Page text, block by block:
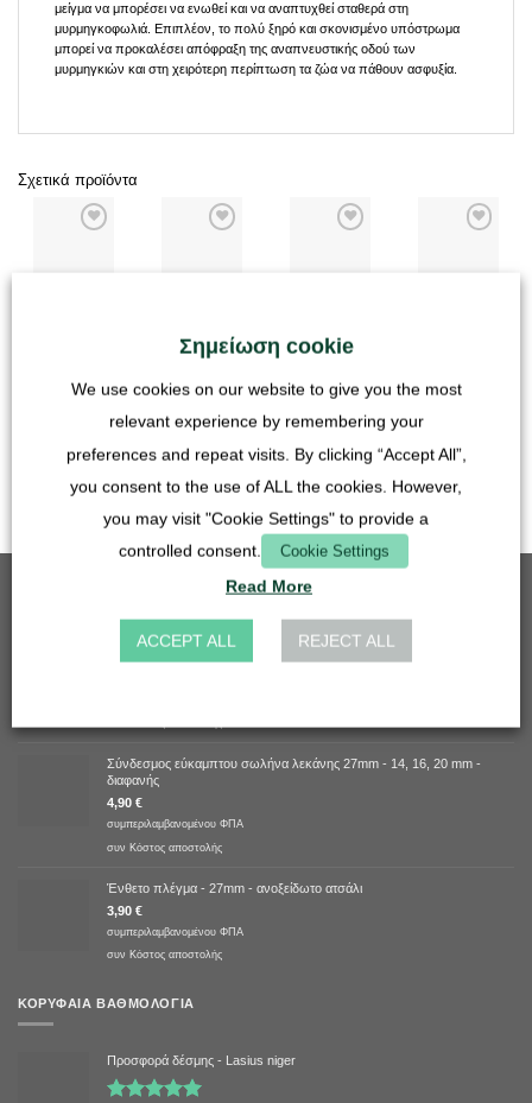
μείγμα να μπορέσει να ενωθεί και να αναπτυχθεί σταθερά στη
μυρμηγκοφωλιά. Επιπλέον, το πολύ ξηρό και σκονισμένο υπόστρωμα
μπορεί να προκαλέσει απόφραξη της αναπνευστικής οδού των
μυρμηγκιών και στη χειρότερη περίπτωση τα ζώα να πάθουν ασφυξία.
Σχετικά προϊόντα
συμπεριλαμβανομένου
Κόστος
αποστολής
6,90€
συμπεριλαμβανομένου
αποστολής
Kg
6,90€
συμπεριλαμβανομένου
ΦΠΑ
συνΚόστος
ΦΠΑ
συνΚόστος
Σύνδεσμος εύκαμπτου σωλήνα λεκάνης 27mm - 14, 16, 20 mm -
διαφανής
4,90 €
συμπεριλαμβανομένου ΦΠΑ
συν Κόστος αποστολής
Ένθετο πλέγμα - 27mm - ανοξείδωτο ατσάλι
3,90 €
συμπεριλαμβανομένου ΦΠΑ
συν Κόστος αποστολής
ΚΟΡΥΦΑΊΑ ΒΑΘΜΟΛΟΓΊΑ
Προσφορά δέσμης - Lasius niger
Σημείωση cookie
We use cookies on our website to give you the most
relevant experience by remembering your
preferences and repeat visits. By clicking “Accept All”,
you consent to the use of ALL the cookies. However,
you may visit "Cookie Settings" to provide a
controlled consent.
Cookie Settings
Read More
ACCEPT ALL REJECT ALL